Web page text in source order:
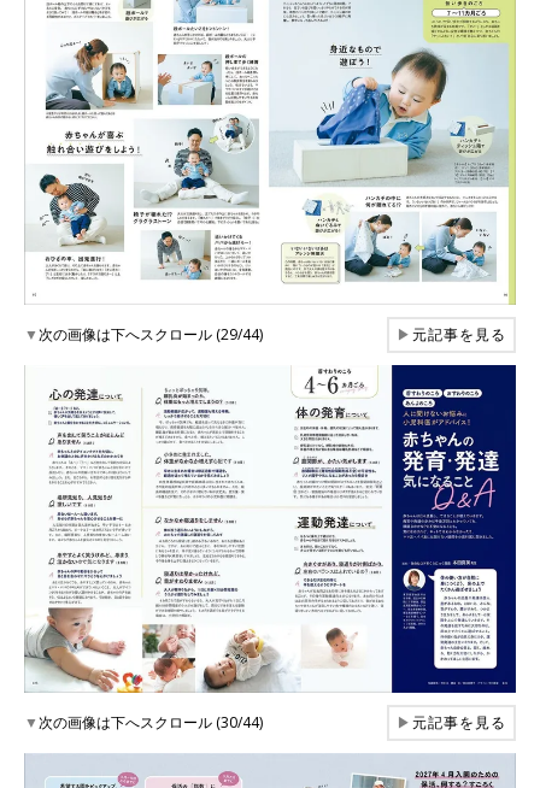
▼次の画像は下へスクロール (29/44) ▶元記事を見る
▼次の画像は下へスクロール (30/44) ▶元記事を見る